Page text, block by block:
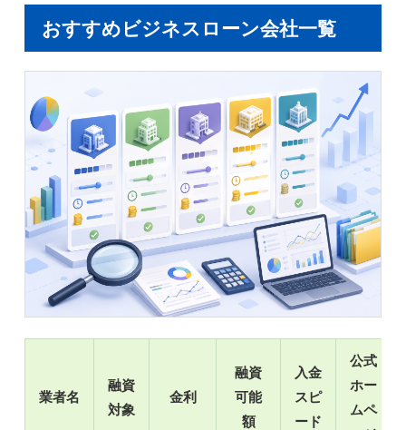
おすすめビジネスローン会社一覧
業者名
融資
対象
金利
融資
可能
額
入金
スピ
ード
公式
ホー
ムペ